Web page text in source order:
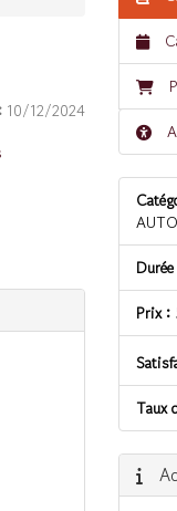
10/12/2024
Prix :
Taux